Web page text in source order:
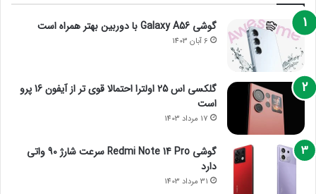
گوشی Galaxy A56 با دوربین بهتر همراه است
6 آبان 1403
گلکسی اس 25 اولترا احتمالا قوی تر از آیفون 16 پرو
است
17 مرداد 1403
گوشی Redmi Note 14 Pro سرعت شارژ 90 واتی
دارد
31 مرداد 1403